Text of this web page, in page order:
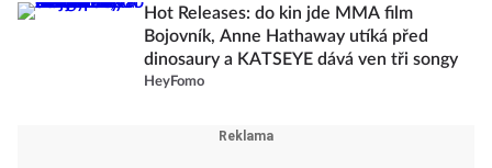
Hot Releases: do kin jde MMA film
Bojovník, Anne Hathaway utíká před
dinosaury a KATSEYE dává ven tři songy
HeyFomo